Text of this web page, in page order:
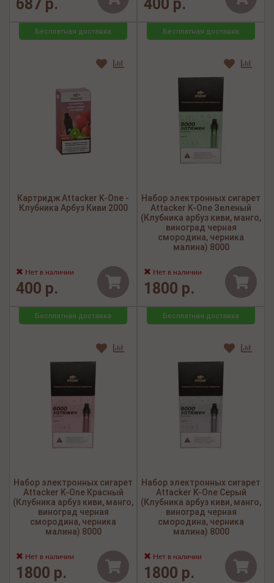
687 р. 400 р.
Бесплатная доставка
Картридж Attacker K-One -
Клубника Арбуз Киви 2000
Нет в наличии
400 р.
Бесплатная доставка
Набор электронных сигарет
Attacker K-One Зеленый
(Клубника арбуз киви, манго,
виноград черная
смородина, черника
малина) 8000
Нет в наличии
1800 р.
Бесплатная доставка
Набор электронных сигарет
Attacker K-One Красный
(Клубника арбуз киви, манго,
виноград черная
смородина, черника
малина) 8000
Нет в наличии
1800 р.
Бесплатная доставка
Набор электронных сигарет
Attacker K-One Серый
(Клубника арбуз киви, манго,
виноград черная
смородина, черника
малина) 8000
Нет в наличии
1800 р.